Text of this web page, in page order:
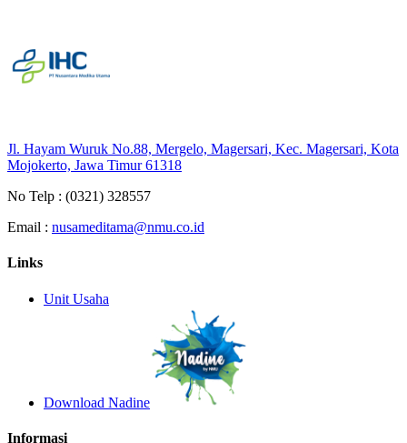
Jl. Hayam Wuruk No.88, Mergelo, Magersari, Kec. Magersari, Kota
Mojokerto, Jawa Timur 61318
No Telp : (0321) 328557
Email : nusameditama@nmu.co.id
Links
Unit Usaha
Download Nadine
Informasi